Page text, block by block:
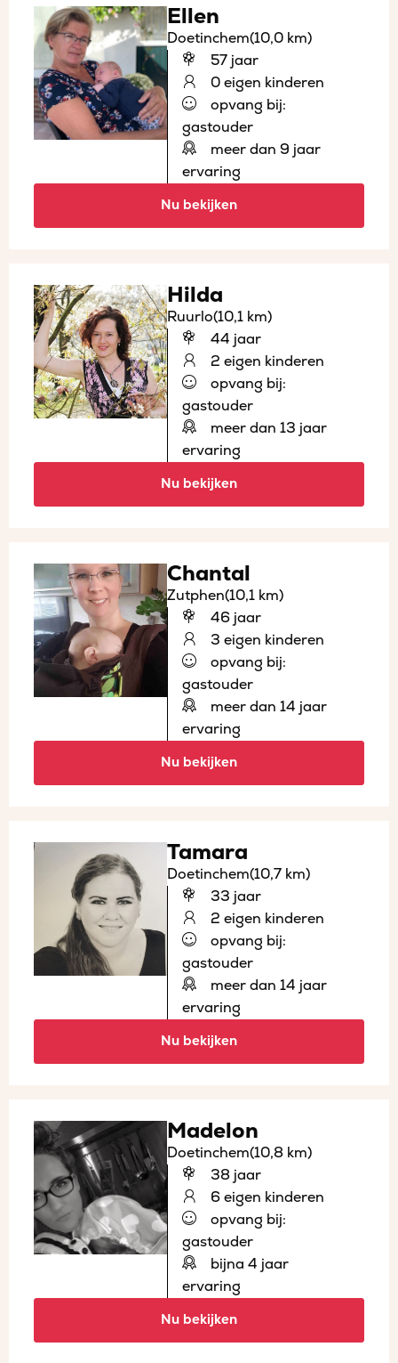
Ellen
Doetinchem(10,0 km)
57 jaar
0 eigen kinderen
opvang bij:
gastouder
meer dan 9 jaar
ervaring
Nu bekijken
Hilda
Ruurlo(10,1 km)
44 jaar
2 eigen kinderen
opvang bij:
gastouder
meer dan 13 jaar
ervaring
Nu bekijken
Chantal
Zutphen(10,1 km)
46 jaar
3 eigen kinderen
opvang bij:
gastouder
meer dan 14 jaar
ervaring
Nu bekijken
Tamara
Doetinchem(10,7 km)
33 jaar
2 eigen kinderen
opvang bij:
gastouder
meer dan 14 jaar
ervaring
Nu bekijken
Madelon
Doetinchem(10,8 km)
38 jaar
6 eigen kinderen
opvang bij:
gastouder
bijna 4 jaar
ervaring
Nu bekijken